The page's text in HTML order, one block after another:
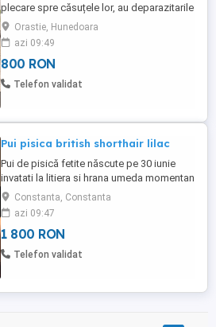
plecare spre căsuțele lor, au deparazitarile
interne și externe, vaccin, carnețel .
Născuți în Pentru mai multe poze și video,
scrieți pe wapp.
Orastie, Hunedoara
azi 09:49
800 RON
Telefon validat
Pui pisica british shorthair lilac
Pui de pisică fetite născute pe 30 iunie
invatati la litiera si hrana umeda momentan
disponibilile sa aduca bucurie in familii
doritoare de pisoi jucausi si foarte atașați
de copii .Bunica si tatal puisorilor sunt cu
pedigree.
Constanta, Constanta
azi 09:47
1 800 RON
Telefon validat